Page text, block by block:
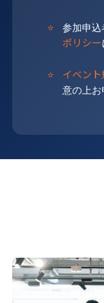
参加申
ポリシー
イベン
意の上